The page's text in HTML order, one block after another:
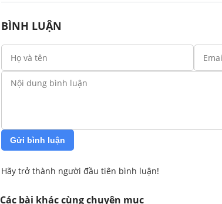
BÌNH LUẬN
Gửi bình luận
Hãy trở thành người đầu tiên bình luận!
Các bài khác cùng chuyên mục